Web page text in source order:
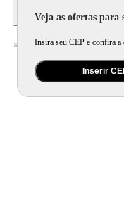
Veja as ofertas para
Insira seu CEP e confira a
Inserir
Home Eletroportátil / Preparo de Alimento /